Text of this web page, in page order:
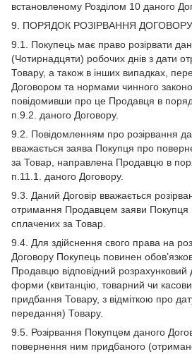
встановленому Розділом 10 даного
9. ПОРЯДОК РОЗІРВАННЯ ДОГОВОРУ
9.1. Покупець має право розірвати
(Чотирнадцяти) робочих днів з дати
Товару, а також в інших випадках,
Договором та нормами чинного
повідомивши про це Продавця в
п.9.2. даного Договору.
9.2. Повідомленням про розірвання
вважається заява Покупця про
за Товар, направлена Продавцю в
п.11.1. даного Договору.
9.3. Даний Договір вважається
отримання Продавцем заяви Покупця
сплачених за Товар.
9.4. Для здійснення свого права на
Договору Покупець повинен
Продавцю відповідний розрахунковий
форми (квитанцію, товарний чи
придбання Товару, з відміткою про
передання) Товару.
9.5. Розірвання Покупцем даного
повернення ним придбаного